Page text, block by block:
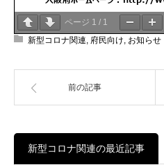
ページ 1 / 1
新型コロナ関連 府民向け お知らせ
前の記事
新型コロナ関連の最近記事